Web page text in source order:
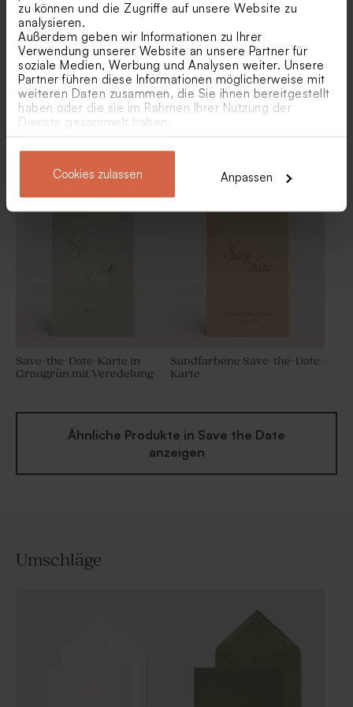
zu können und die Zugriffe auf unsere Website zu
analysieren.
Außerdem geben wir Informationen zu Ihrer
Verwendung unserer Website an unsere Partner für
soziale Medien, Werbung und Analysen weiter. Unsere
Partner führen diese Informationen möglicherweise mit
weiteren Daten zusammen, die Sie ihnen bereitgestellt
haben oder die sie im Rahmen Ihrer Nutzung der
Dienste gesammelt haben.
Cookies zulassen Anpassen
Stil
Antwortkarte in sanftem
Einlegekarte in sanftem
Schicke Save-the-Date-
Karte in Weiß mit &-Zeichen
und Goldfolie
Quadratische Save-the-
Save-the-Date-Karte in
Graugrün mit Veredelung
Sandfarbene Save-the-Date-
Karte
Ähnliche Produkte in Save the Date
anzeigen
Umschläge